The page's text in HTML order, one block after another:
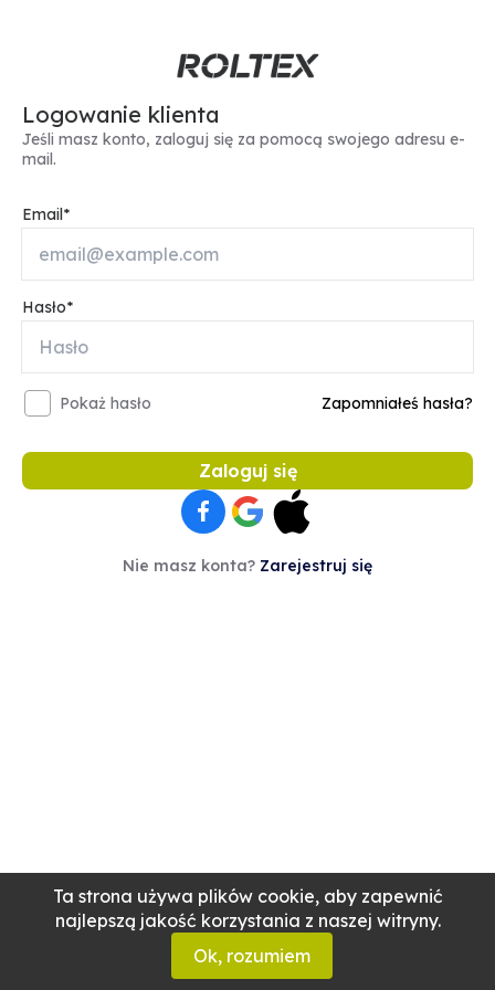
Ta strona używa plików cookie, aby zapewnić
najlepszą jakość korzystania z naszej witryny.
Ok, rozumiem
Logowanie klienta
Jeśli masz konto, zaloguj się za pomocą swojego adresu e-
mail.
Email
Hasło
Pokaż hasło Zapomniałeś hasła?
Zaloguj się
Nie masz konta? Zarejestruj się